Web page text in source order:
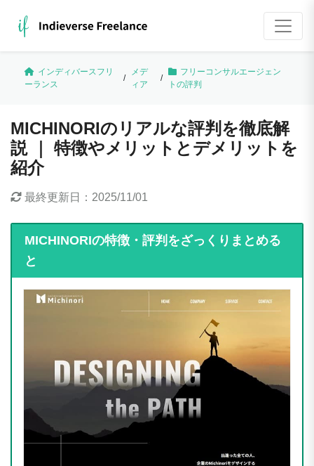
インディバースフリ
ーランス
/
メデ
ィア
/
フリーコンサルエージェン
トの評判
MICHINORIのリアルな評判を徹底解
説 ｜ 特徴やメリットとデメリットを
紹介
最終更新日： 2025/11/01
MICHINORIの特徴・評判をざっくりまとめる
と